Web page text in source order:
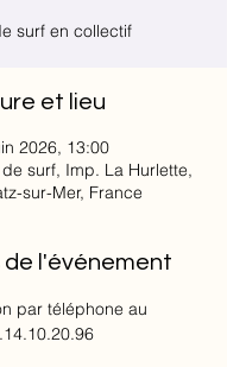
surf en collectif
et lieu
2026, 13:00
surf, Imp. La Hurlette,
sur-Mer, France
de l'événement
par téléphone au